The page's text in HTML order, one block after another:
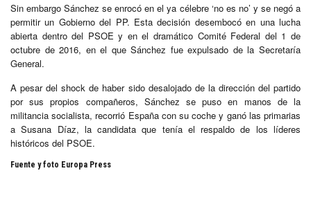
Sin embargo Sánchez se enrocó en el ya célebre ‘no es no’ y se negó a
permitir un Gobierno del PP. Esta decisión desembocó en una lucha
abierta dentro del PSOE y en el dramático Comité Federal del 1 de
octubre de 2016, en el que Sánchez fue expulsado de la Secretaría
General.
A pesar del shock de haber sido desalojado de la dirección del partido
por sus propios compañeros, Sánchez se puso en manos de la
militancia socialista, recorrió España con su coche y ganó las primarias
a Susana Díaz, la candidata que tenía el respaldo de los líderes
históricos del PSOE.
Fuente y foto Europa Press